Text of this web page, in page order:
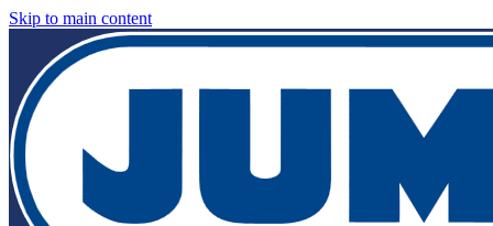
Skip to main content